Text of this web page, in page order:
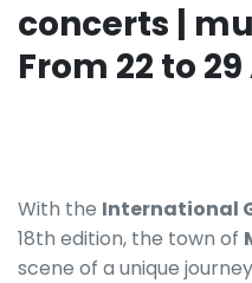
concerts |
From 22 to
With the International
18th edition, the town of
scene of a unique